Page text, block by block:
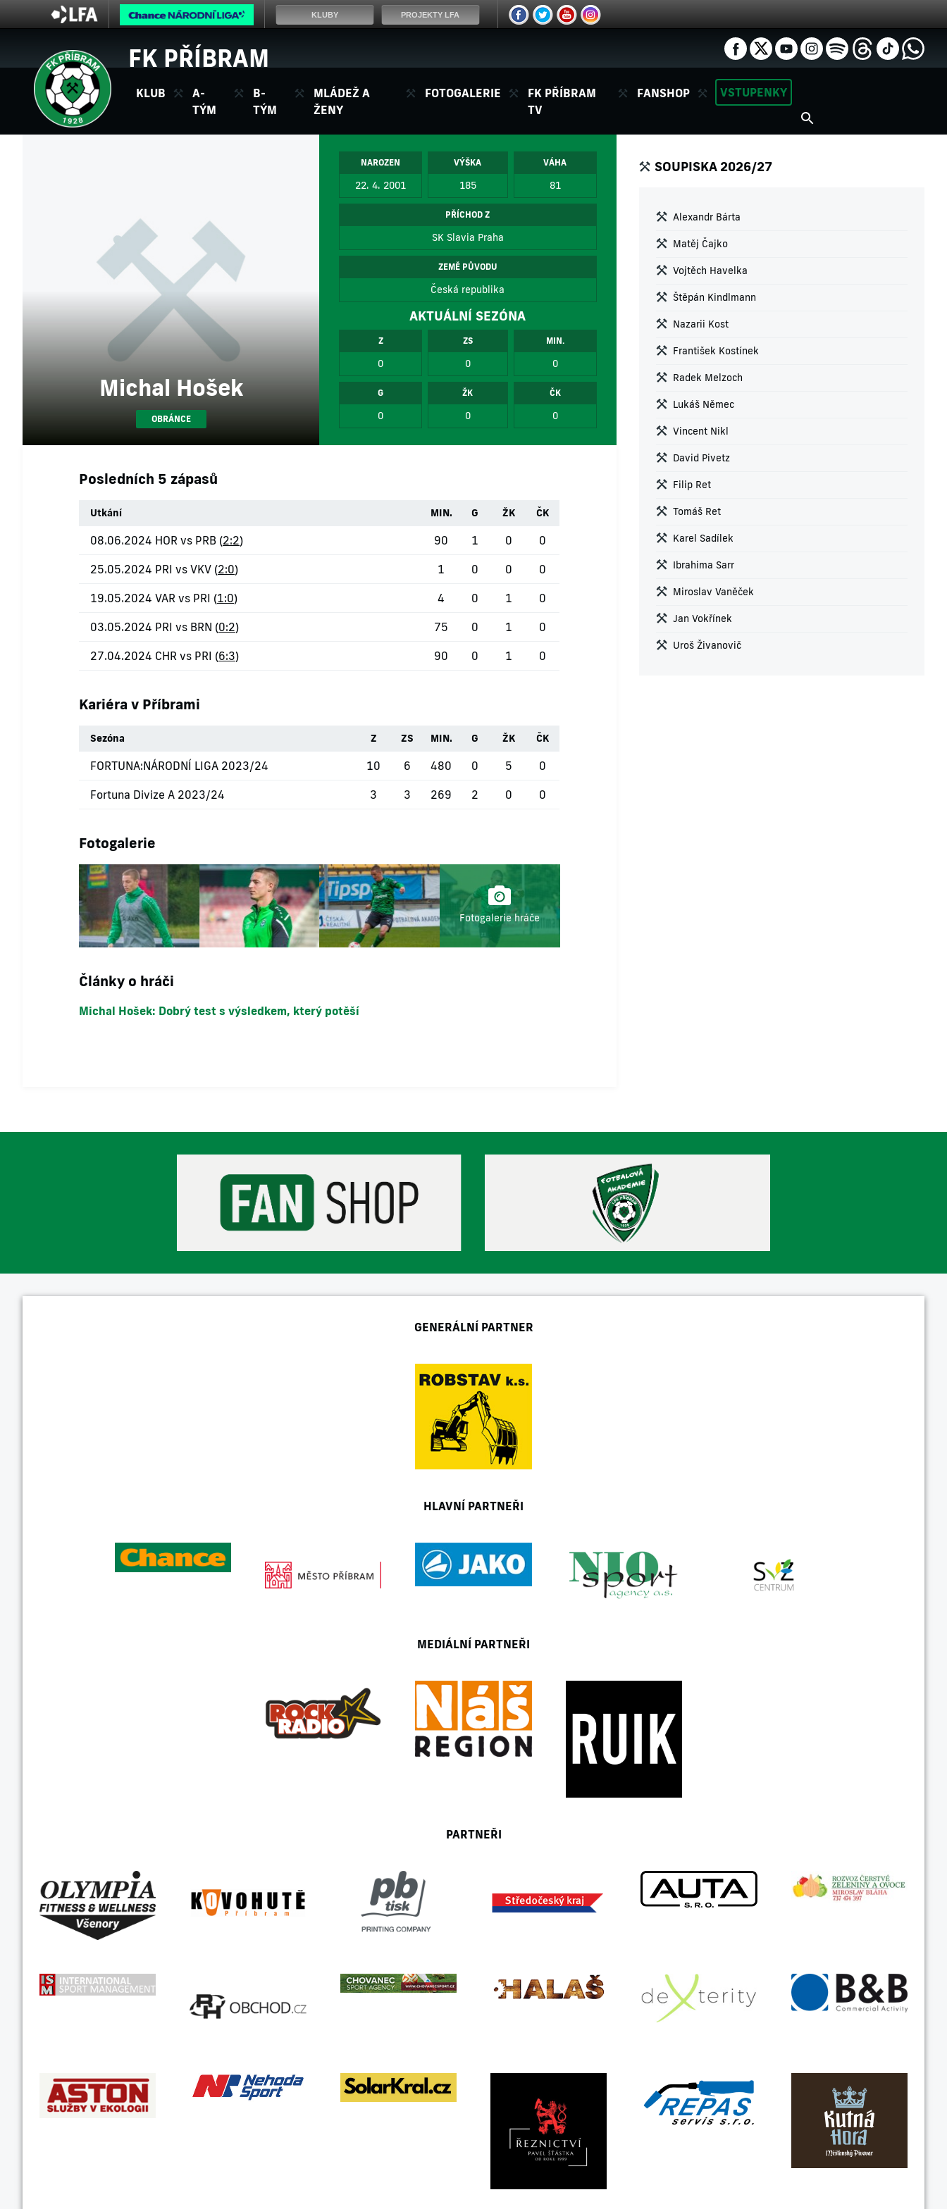
FK PŘÍBRAM
KLUB
A-
TÝM
B-
TÝM
MLÁDEŽ A
ŽENY
FOTOGALERIE
FK PŘÍBRAM
TV
FANSHOP VSTUPENKY
Michal Hošek
OBRÁNCE
NAROZEN
22. 4. 2001
VÝŠKA
185
VÁHA
81
PŘÍCHOD Z
SK Slavia Praha
ZEMĚ PŮVODU
Česká republika
AKTUÁLNÍ SEZÓNA
Z
0
ZS
0
MIN.
0
G
0
ŽK
0
ČK
0
Posledních 5 zápasů
Utkání MIN. G ŽK ČK
08.06.2024 HOR vs PRB (2:2) 90 1 0 0
25.05.2024 PRI vs VKV (2:0) 1 0 0 0
19.05.2024 VAR vs PRI (1:0) 4 0 1 0
03.05.2024 PRI vs BRN (0:2) 75 0 1 0
27.04.2024 CHR vs PRI (6:3) 90 0 1 0
Kariéra v Příbrami
Sezóna Z ZS MIN. G ŽK ČK
FORTUNA:NÁRODNÍ LIGA 2023/24 10 6 480 0 5 0
Fortuna Divize A 2023/24 3 3 269 2 0 0
Fotogalerie
Fotogalerie hráče
Články o hráči
Michal Hošek: Dobrý test s výsledkem, který potěší
SOUPISKA 2026/27
Alexandr Bárta
Matěj Čajko
Vojtěch Havelka
Štěpán Kindlmann
Nazarii Kost
František Kostínek
Radek Melzoch
Lukáš Němec
Vincent Nikl
David Pivetz
Filip Ret
Tomáš Ret
Karel Sadílek
Ibrahima Sarr
Miroslav Vaněček
Jan Vokřínek
Uroš Živanovič
GENERÁLNÍ PARTNER
HLAVNÍ PARTNEŘI
MEDIÁLNÍ PARTNEŘI
PARTNEŘI
KLUBY PROJEKTY LFA